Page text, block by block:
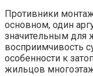
Противники
основном, один
значительным для
восприимчивость
особенности к
жильцов